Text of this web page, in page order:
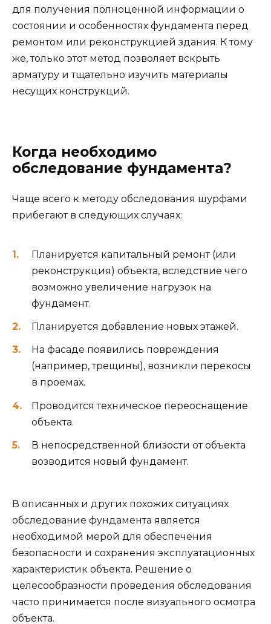
для получения полноценной информации о
состоянии и особенностях фундамента перед
ремонтом или реконструкцией здания. К тому
же, только этот метод позволяет вскрыть
арматуру и тщательно изучить материалы
несущих конструкций.
Когда необходимо
обследование фундамента?
Чаще всего к методу обследования шурфами
прибегают в следующих случаях:
Планируется капитальный ремонт (или
реконструкция) объекта, вследствие чего
возможно увеличение нагрузок на
фундамент.
Планируется добавление новых этажей.
На фасаде появились повреждения
(например, трещины), возникли перекосы
в проемах.
Проводится техническое переоснащение
объекта.
В непосредственной близости от объекта
возводится новый фундамент.
В описанных и других похожих ситуациях
обследование фундамента является
необходимой мерой для обеспечения
безопасности и сохранения эксплуатационных
характеристик объекта. Решение о
целесообразности проведения обследования
часто принимается после визуального осмотра
объекта.